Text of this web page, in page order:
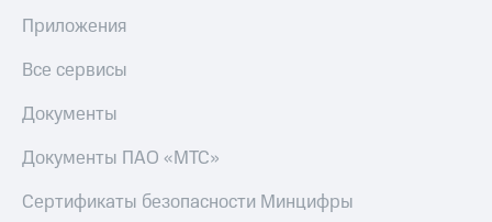
Приложения
Все сервисы
Документы
Документы ПАО «МТС»
Сертификаты безопасности Минцифры